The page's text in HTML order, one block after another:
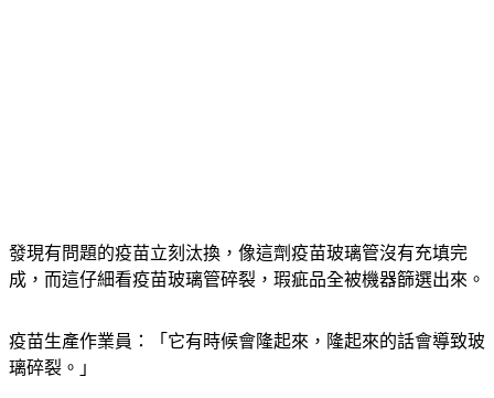
發現有問題的疫苗立刻汰換，像這劑疫苗玻璃管沒有充填完
成，而這仔細看疫苗玻璃管碎裂，瑕疵品全被機器篩選出來。
疫苗生產作業員：「它有時候會隆起來，隆起來的話會導致玻
璃碎裂。」